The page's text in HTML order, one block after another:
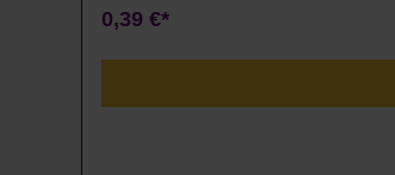
0,39 €*